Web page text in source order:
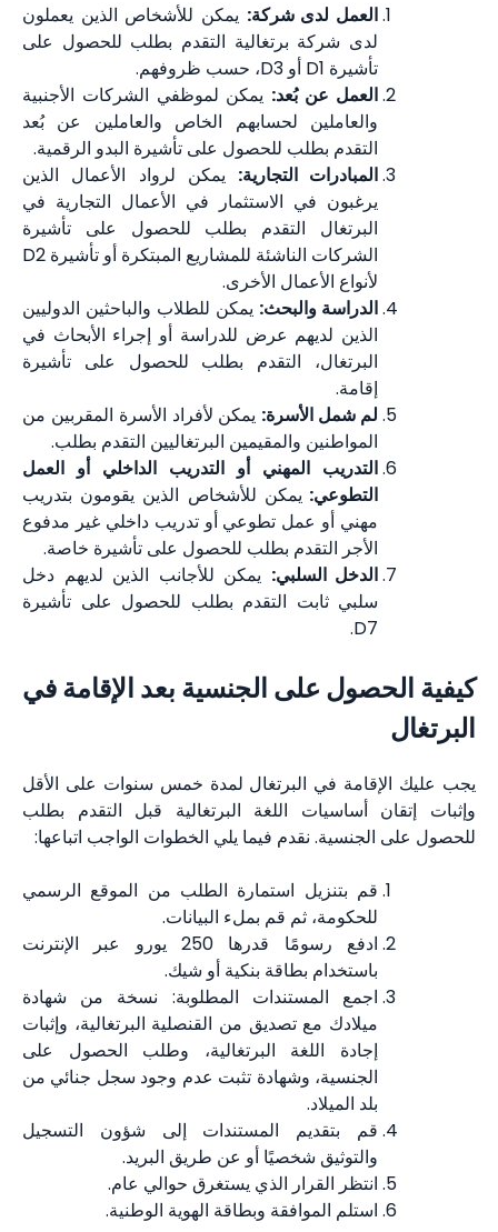
العمل لدى شركة: يمكن للأشخاص الذين يعملون
لدى شركة برتغالية التقدم بطلب للحصول على
تأشيرة D1 أو D3، حسب ظروفهم.
العمل عن بُعد: يمكن لموظفي الشركات الأجنبية
والعاملين لحسابهم الخاص والعاملين عن بُعد
التقدم بطلب للحصول على تأشيرة البدو الرقمية.
المبادرات التجارية: يمكن لرواد الأعمال الذين
يرغبون في الاستثمار في الأعمال التجارية في
البرتغال التقدم بطلب للحصول على تأشيرة
الشركات الناشئة للمشاريع المبتكرة أو تأشيرة D2
لأنواع الأعمال الأخرى.
الدراسة والبحث: يمكن للطلاب والباحثين الدوليين
الذين لديهم عرض للدراسة أو إجراء الأبحاث في
البرتغال، التقدم بطلب للحصول على تأشيرة
إقامة.
لم شمل الأسرة: يمكن لأفراد الأسرة المقربين من
المواطنين والمقيمين البرتغاليين التقدم بطلب.
التدريب المهني أو التدريب الداخلي أو العمل
التطوعي:يمكن للأشخاص الذين يقومون بتدريب
مهني أو عمل تطوعي أو تدريب داخلي غير مدفوع
الأجر التقدم بطلب للحصول على تأشيرة خاصة.
الدخل السلبي: يمكن للأجانب الذين لديهم دخل
سلبي ثابت التقدم بطلب للحصول على تأشيرة
D7.
كيفية الحصول على الجنسية بعد الإقامة في
البرتغال
يجب عليك الإقامة في البرتغال لمدة خمس سنوات على الأقل
وإثبات إتقان أساسيات اللغة البرتغالية قبل التقدم بطلب
للحصول على الجنسية. نقدم فيما يلي الخطوات الواجب اتباعها:
قم بتنزيل استمارة الطلب من الموقع الرسمي
للحكومة، ثم قم بملء البيانات.
ادفع رسومًا قدرها 250 يورو عبر الإنترنت
باستخدام بطاقة بنكية أو شيك.
اجمع المستندات المطلوبة: نسخة من شهادة
ميلادك مع تصديق من القنصلية البرتغالية، وإثبات
إجادة اللغة البرتغالية، وطلب الحصول على
الجنسية، وشهادة تثبت عدم وجود سجل جنائي من
بلد الميلاد.
قم بتقديم المستندات إلى شؤون التسجيل
والتوثيق شخصيًا أو عن طريق البريد.
انتظر القرار الذي يستغرق حوالي عام.
استلم الموافقة وبطاقة الهوية الوطنية.